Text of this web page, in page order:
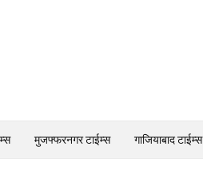
मुजफ्फरनगर टाईम्स गाजियाबाद टाईम्स